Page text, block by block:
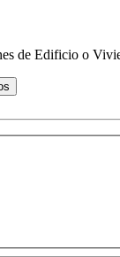
de Edificio o